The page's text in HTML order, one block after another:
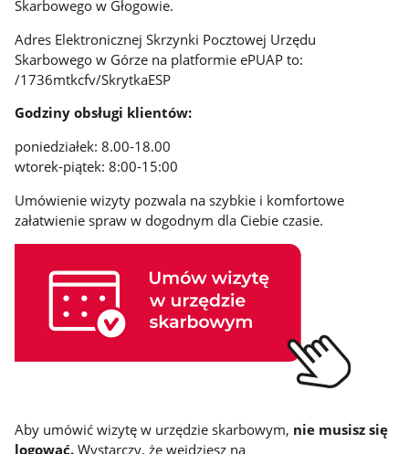
Skarbowego w Głogowie.
Adres Elektronicznej Skrzynki Pocztowej Urzędu
Skarbowego w Górze na platformie ePUAP to:
/1736mtkcfv/SkrytkaESP
Godziny obsługi klientów:
poniedziałek: 8.00-18.00
wtorek-piątek: 8:00-15:00
Umówienie wizyty pozwala na szybkie i komfortowe
załatwienie spraw w dogodnym dla Ciebie czasie.
Aby umówić wizytę w urzędzie skarbowym, nie musisz się
logować.Wystarczy, że wejdziesz na